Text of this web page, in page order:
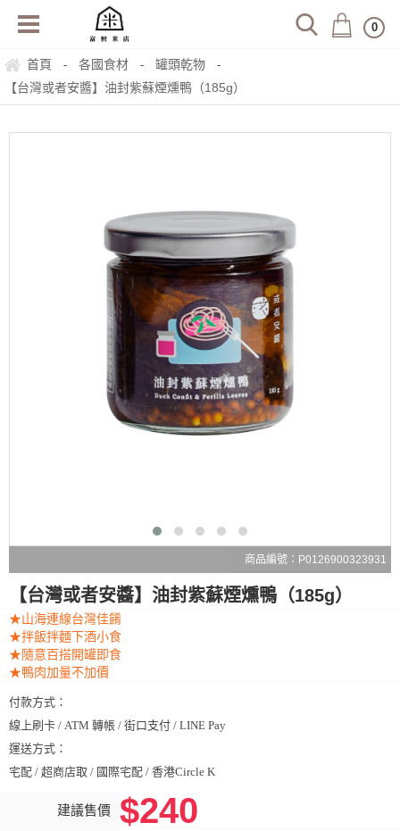
0
首頁 - 各國食材 - 罐頭乾物 -
【台灣或者安醬】油封紫蘇煙燻鴨（185g）
商品編號：P0126900323931
【台灣或者安醬】油封紫蘇煙燻鴨（185g）
★山海連線台灣佳餚
★拌飯拌麵下酒小食
★隨意百搭開罐即食
★鴨肉加量不加價
付款方式：
線上刷卡 / ATM 轉帳 / 街口支付 / LINE Pay
運送方式：
宅配 / 超商店取 / 國際宅配 / 香港Circle K
建議售價 $240